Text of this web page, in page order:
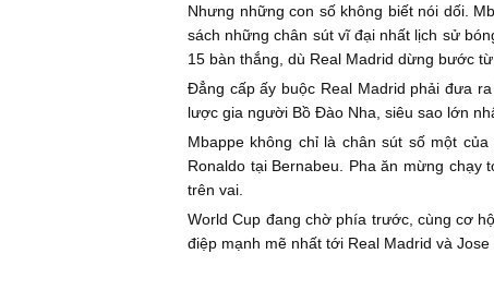
Nhưng những con số không biết nói dối.
sách những chân sút vĩ đại nhất lịch sử
15 bàn thắng, dù Real Madrid dừng bước từ
Đẳng cấp ấy buộc Real Madrid phải đưa
lược gia người Bồ Đào Nha, siêu sao lớn
Mbappe không chỉ là chân sút số một
Ronaldo tại Bernabeu. Pha ăn mừng chạy
trên vai.
World Cup đang chờ phía trước, cùng cơ
điệp mạnh mẽ nhất tới Real Madrid và